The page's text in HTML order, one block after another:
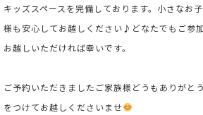
キッズスペースを完備しております。小さなお
様も安心してお越しください♪ どなたでもご参
お越しいただければ幸いです。
ご予約いただきましたご家族様どうもありがと
をつけてお越しくださいませ